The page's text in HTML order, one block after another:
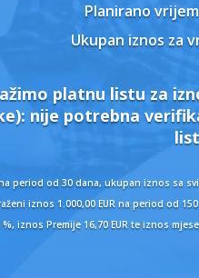
Planirano
Ukupan iznos za
platnu listu za
nije potrebna
period od 30 dana, ukupan iznos sa
iznos 1.000,00 EUR na period
%, iznos Premije 16,70 EUR te iznos